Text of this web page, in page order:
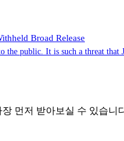
Broad Release
public. It is such a threat that
먼저 받아보실 수 있습니